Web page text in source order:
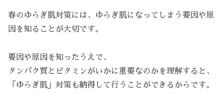
春のゆらぎ肌対策には、ゆらぎ肌になってしまう要因や原
因を知ることが大切です。
要因や原因を知ったうえで、
タンパク質とビタミンがいかに重要なのかを理解すると、
「ゆらぎ肌」対策も納得して行うことができるからです。